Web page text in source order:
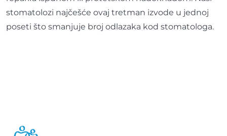
stomatolozi najčešće ovaj tretman izvode u jednoj
poseti što smanjuje broj odlazaka kod stomatologa.